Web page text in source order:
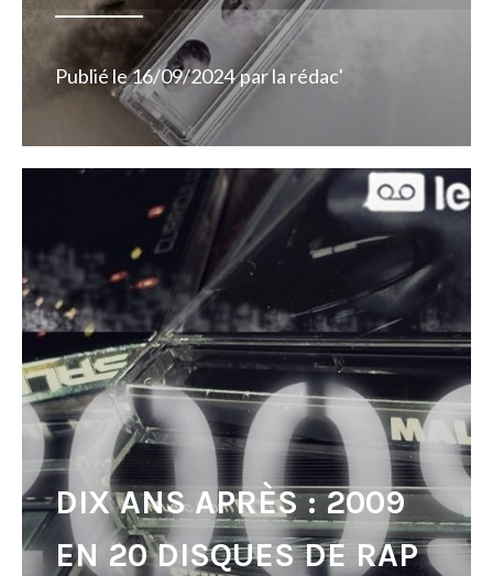
Publié le16/09/2024 parla rédac'
DIX ANS APRÈS : 2009
EN 20 DISQUES DE RAP